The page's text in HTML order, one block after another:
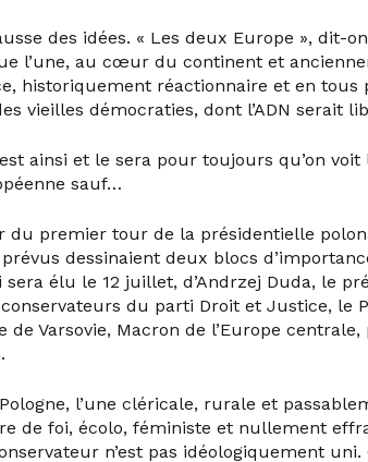
des idées. « Les deux Europe », dit-
l’une, au cœur du continent et
historiquement réactionnaire et en tous
vieilles démocraties, dont l’ADN serait
ainsi et le sera pour toujours qu’on
sauf…
du premier tour de la présidentielle
dessinaient deux blocs
élu le 12 juillet, d’Andrzej Duda, le
du parti Droit et Justice, le
Varsovie, Macron de l’Europe
l’une cléricale, rurale et
de foi, écolo, féministe et nullement
n’est pas idéologiquement uni.